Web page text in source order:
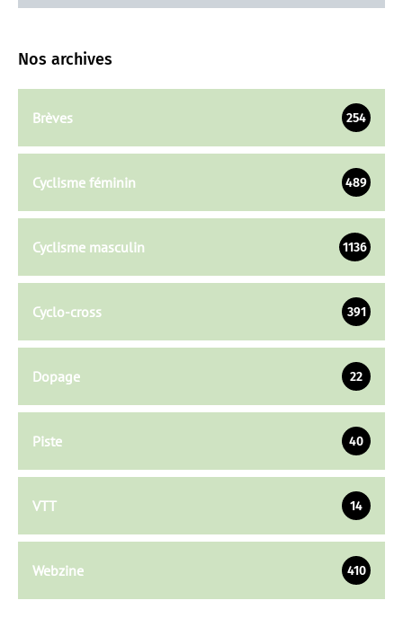
Nos archives
Brèves 254
Cyclisme féminin 489
Cyclisme masculin 1136
Cyclo-cross 391
Dopage 22
Piste 40
VTT 14
Webzine 410